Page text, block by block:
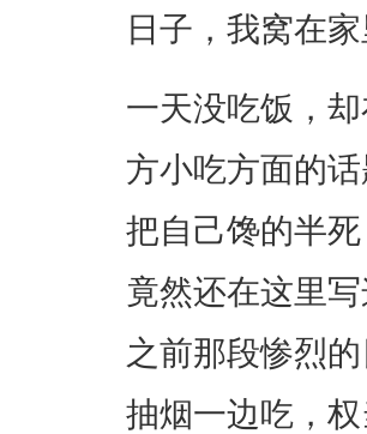
日子，我窝在
一天没吃饭，
方小吃方面的
把自己馋的半
竟然还在这里
之前那段惨烈
抽烟一边吃，